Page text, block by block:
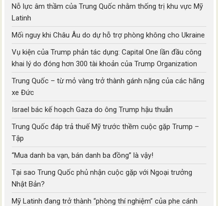
Nỗ lực âm thầm của Trung Quốc nhằm thống trị khu vực Mỹ
Latinh
Mối nguy khi Châu Âu do dự hỗ trợ phòng không cho Ukraine
Vụ kiện của Trump phản tác dụng: Capital One lần đầu công
khai lý do đóng hơn 300 tài khoản của Trump Organization
Trung Quốc – từ mỏ vàng trở thành gánh nặng của các hãng
xe Đức
Israel bác kế hoạch Gaza do ông Trump hậu thuẫn
Trung Quốc đáp trả thuế Mỹ trước thềm cuộc gặp Trump –
Tập
“Mua danh ba vạn, bán danh ba đồng” là vậy!
Tại sao Trung Quốc phủ nhận cuộc gặp với Ngoại trưởng
Nhật Bản?
Mỹ Latinh đang trở thành “phòng thí nghiệm” của phe cánh